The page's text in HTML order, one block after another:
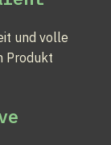
und volle
Produkt